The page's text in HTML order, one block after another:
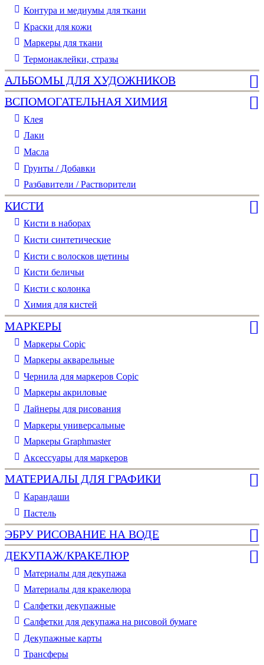
Контура и медиумы для ткани
Краски для кожи
Маркеры для ткани
Термонаклейки, стразы
АЛЬБОМЫ ДЛЯ ХУДОЖНИКОВ
ВСПОМОГАТЕЛЬНАЯ ХИМИЯ
Клея
Лаки
Масла
Грунты / Добавки
Разбавители / Растворители
КИСТИ
Кисти в наборах
Кисти синтетические
Кисти с волосков щетины
Кисти беличьи
Кисти с колонка
Химия для кистей
МАРКЕРЫ
Маркеры Copic
Маркеры акварельные
Чернила для маркеров Copic
Маркеры акриловые
Лайнеры для рисования
Маркеры универсальные
Маркеры Graphmaster
Аксессуары для маркеров
МАТЕРИАЛЫ ДЛЯ ГРАФИКИ
Карандаши
Пастель
ЭБРУ РИСОВАНИЕ НА ВОДЕ
ДЕКУПАЖ/КРАКЕЛЮР
Материалы для декупажа
Материалы для кракелюра
Cалфетки декупажные
Салфетки для декупажа на рисовой бумаге
Декупажные карты
Трансферы